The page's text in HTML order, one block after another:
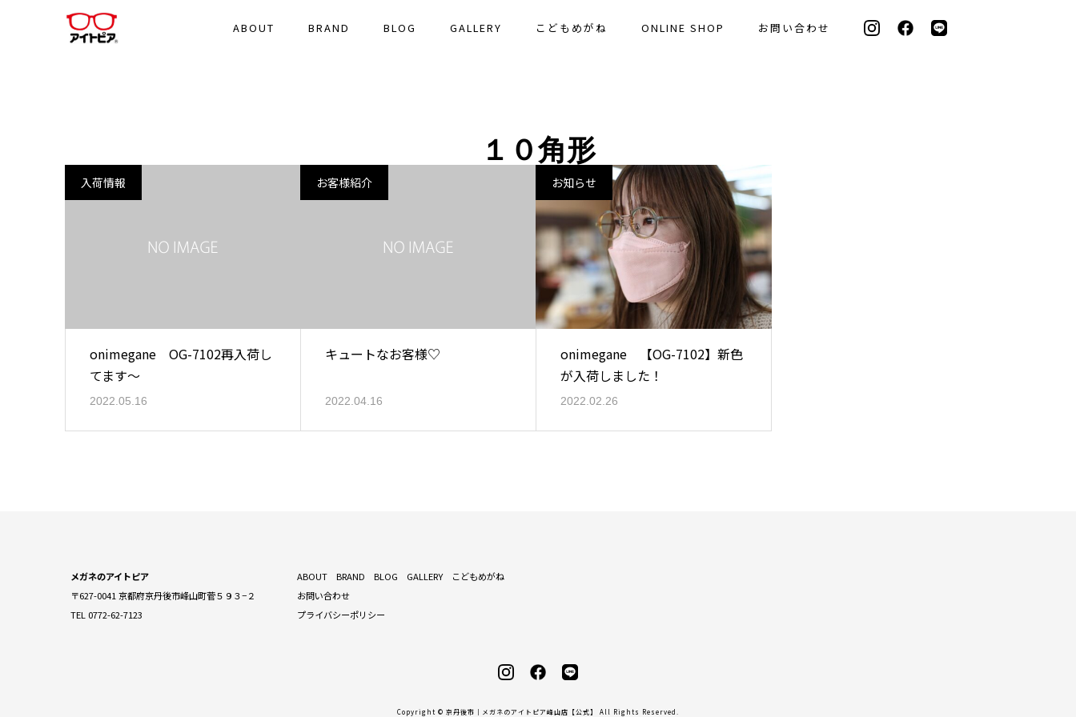
ABOUT BRAND BLOG GALLERY こどもめがね ONLINE SHOP お問い合わせ
１０角形
入荷情報
onimegane OG-7102再入荷し
てます～
2022.05.16
お客様紹介
キュートなお客様♡
2022.04.16
お知らせ
onimegane 【OG-7102】新色
が入荷しました！
2022.02.26
メガネのアイトピア
〒627-0041 京都府京丹後市峰山町菅５９３−２
TEL 0772-62-7123
ABOUT BRAND BLOG GALLERY
こどもめがね
お問い合わせ
プライバシーポリシー
Copyright © 京丹後市｜メガネのアイトピア峰山店【公式】 All Rights Reserved.